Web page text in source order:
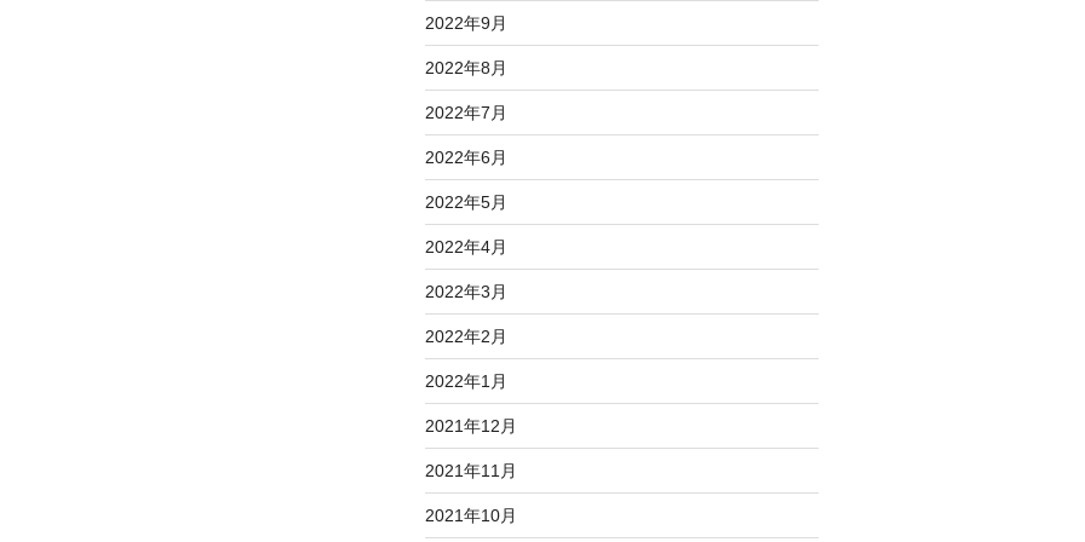
2022年9月
2022年8月
2022年7月
2022年6月
2022年5月
2022年4月
2022年3月
2022年2月
2022年1月
2021年12月
2021年11月
2021年10月